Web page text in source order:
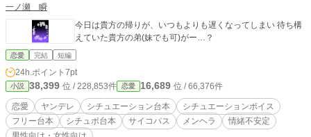
一ノ瀬 瞬
今日は貴方の帰りが、いつもよりも遅くなってしまい 待ち構
えていた貴方の弟(妹でも可)がー…？
恋愛 完結 短編
24h.ポイント 7pt
小説 38,399 位 / 228,853件 恋愛 16,689 位 / 66,376件
恋愛 ヤンデレ シチュエーション台本
シチュエーションボイス
フリー台本
シチュボ台本 サイコパス メンヘラ
情緒不安定